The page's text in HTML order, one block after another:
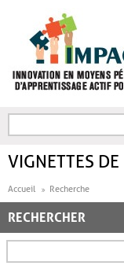
FORMULAIRE DE
VIGNETTES
Accueil Recherche
RECHERCHER